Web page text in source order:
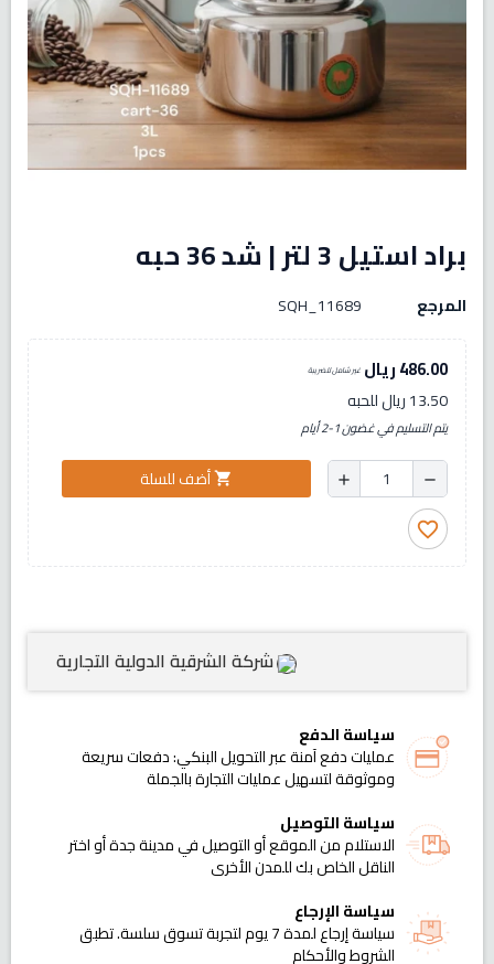
براد استيل 3 لتر | شد 36 حبه
المرجع SQH_11689
486.00 ريال غير شامل للضريبة
13.50 ريال للحبه
يتم التسليم في غضون 1-2 أيام
remove
add
shopping_cartأضف للسلة
favorite_border
شركة الشرقية الدولية التجارية
سياسة الدفع
عمليات دفع آمنة عبر التحويل البنكي: دفعات سريعة
وموثوقة لتسهيل عمليات التجارة بالجملة
سياسة التوصيل
الاستلام من الموقع أو التوصيل في مدينة جدة أو اختر
الناقل الخاص بك للمدن الأخرى
سياسة الإرجاع
سياسة إرجاع لمدة 7 يوم لتجربة تسوق سلسة. تطبق
الشروط والأحكام